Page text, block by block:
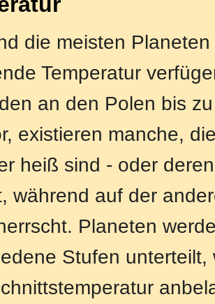
die meisten
Temperatur
an den Polen bis
existieren manche,
heiß sind - oder
während auf der
Planeten
Stufen unterteilt,